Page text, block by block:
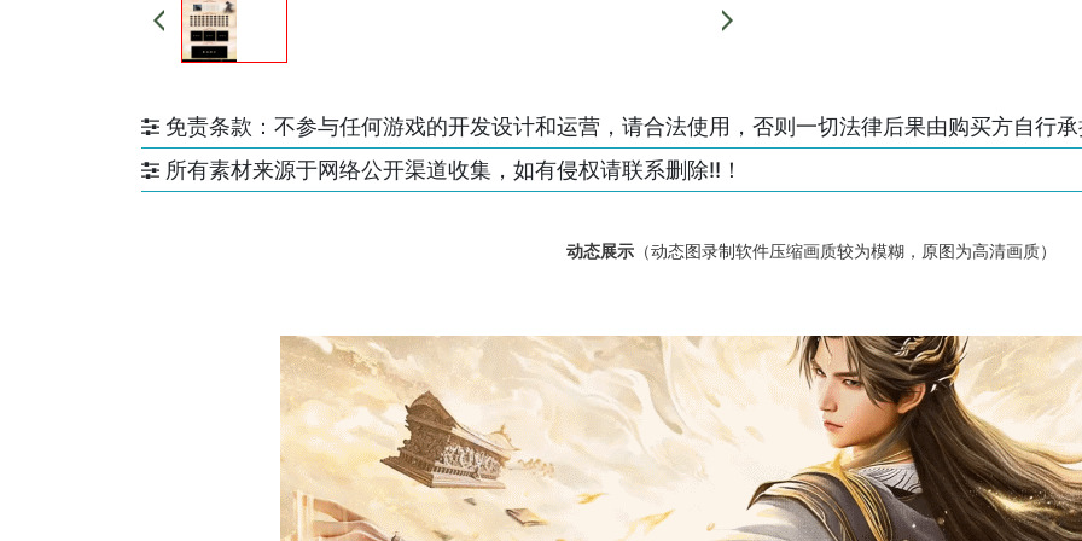
免责条款：不参与任何游戏的开发设计和运营，请合法使用，否则一切法律后果由购买方自行
所有素材来源于网络公开渠道收集，如有侵权请联系删除!!！
动态展示 （动态图录制软件压缩画质较为模糊，原图为高清画质）